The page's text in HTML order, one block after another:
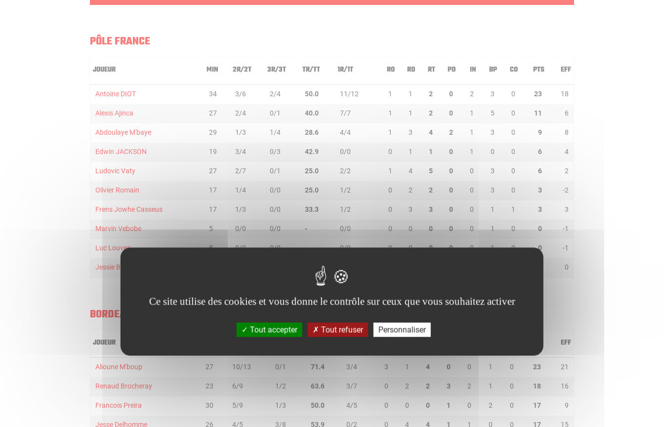
PÔLE FRANCE
JOUEUR MIN 2R/2T 3R/3T TR/TT 1R/1T RO RD RT PD IN BP CO PTS EFF
Antoine DIOT 34 3/6 2/4 50.0 11/12 1 1 2 0 2 3 0 23 18
Alexis Ajinca 27 2/4 0/1 40.0 7/7 1 1 2 0 1 5 0 11 6
Abdoulaye M'baye 29 1/3 1/4 28.6 4/4 1 3 4 2 1 3 0 9 8
Edwin JACKSON 19 3/4 0/3 42.9 0/0 0 1 1 0 1 0 0 6 4
Ludovic Vaty 27 2/7 0/1 25.0 2/2 1 4 5 0 0 3 0 6 2
Olivier Romain 17 1/4 0/0 25.0 1/2 0 2 2 0 0 3 0 3 -2
Frens Jowhe Casseus 17 1/3 0/0 33.3 1/2 0 3 3 0 0 1 1 3 3
Marvin Vebobe 5 0/0 0/0 - 0/0 0 0 0 0 0 1 0 0 -1
Luc Louves 8 0/0 0/0 - 0/0 0 0 0 0 0 1 0 0 -1
Jessie Begarin 0
BORDEAUX
JOUEUR EFF
Alioune M'boup 27 10/13 0/1 71.4 3/4 3 1 4 0 0 1 0 23 21
Renaud Brocheray 23 6/9 1/2 63.6 3/7 0 2 2 3 2 1 0 18 16
Francois Preira 30 5/9 1/3 50.0 4/5 0 0 0 1 0 2 0 17 9
Jesse Delhomme 26 4/5 3/8 53.9 0/2 0 4 4 1 1 0 0 17 15
Ce site utilise des cookies et vous donne le contrôle sur ceux que vous souhaitez activer
Tout accepter Tout refuser Personnaliser